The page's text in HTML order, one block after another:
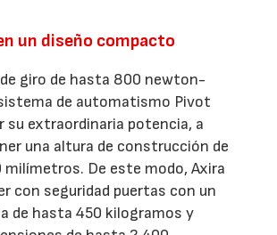
un diseño compacto
giro de hasta 800 newton-
de automatismo Pivot
su extraordinaria potencia, a
una altura de construcción de
De este modo, Axira
con seguridad puertas con un
de hasta 450 kilogramos y